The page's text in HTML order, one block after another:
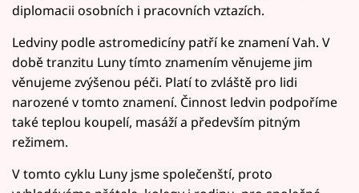
diplomacii osobních i pracovních vztazích.
Ledviny podle astromedicíny patří ke znamení Vah. V
době tranzitu Luny tímto znamením věnujeme jim
věnujeme zvýšenou péči. Platí to zvláště pro lidi
narozené v tomto znamení. Činnost ledvin podpoříme
také teplou koupelí, masáží a především pitným
režimem.
V tomto cyklu Luny jsme společenští, proto